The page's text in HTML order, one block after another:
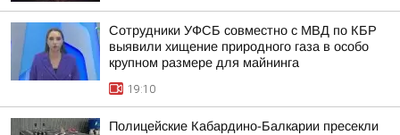
Сотрудники УФСБ совместно с МВД по КБР
выявили хищение природного газа в особо
крупном размере для майнинга
19:10
Полицейские Кабардино-Балкарии пресекли